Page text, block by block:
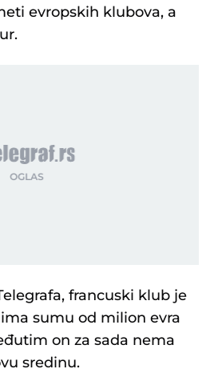
evropskih klubova, a
francuski klub je
sumu od milion evra
on za sada nema
sredinu.